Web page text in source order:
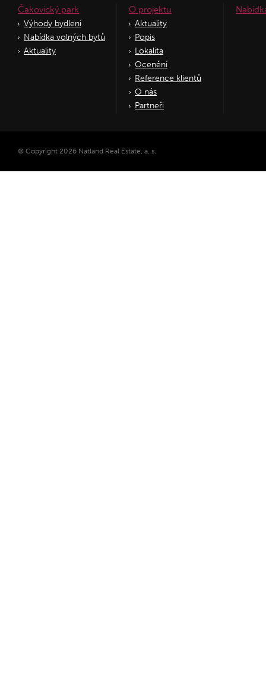
Čakovický park
Výhody bydlení
Nabídka volných bytů
Aktuality
O projektu
Aktuality
Popis
Lokalita
Ocenění
Reference klientů
O nás
Partneři
© Copyright 2026 Natland Real Estate, a. s.